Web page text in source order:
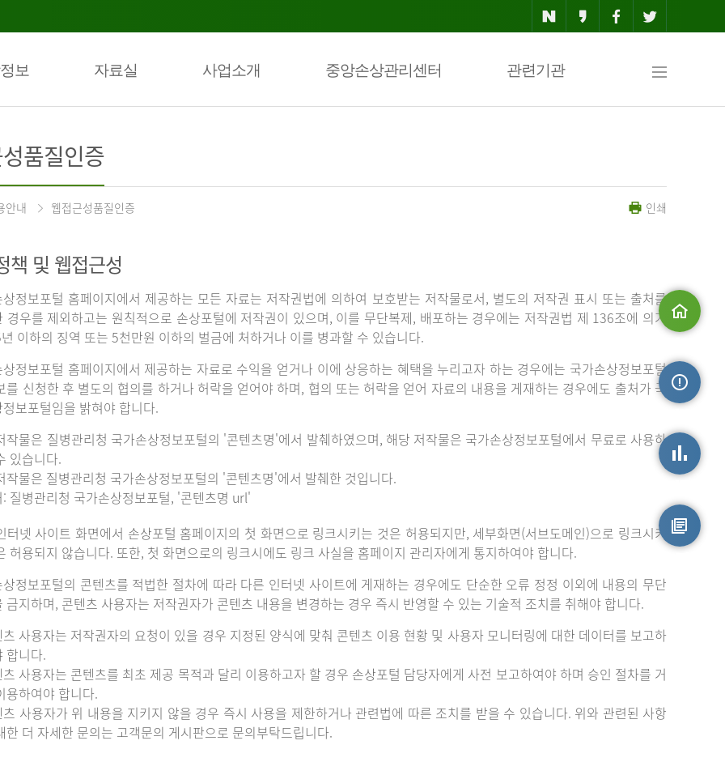
보 자료실 사업소개 중앙손상관리센터 관련기관
맵
품질인증
안내 웹접근성품질인증 인쇄
책 및 웹접근성
상정보포털 홈페이지에서 제공하는 모든 자료는 저작권법에 의하여 보호받는 저작물로서, 별도의 저작권 표시 또는 출처를
경우를 제외하고는 원칙적으로 손상포털에 저작권이 있으며, 이를 무단복제, 배포하는 경우에는 저작권법 제 136조에 의거
이하의 징역 또는 5천만원 이하의 벌금에 처하거나 이를 병과할 수 있습니다.
상정보포털 홈페이지에서 제공하는 자료로 수익을 얻거나 이에 상응하는 혜택을 누리고자 하는 경우에는 국가손상정보포털
를 신청한 후 별도의 협의를 하거나 허락을 얻어야 하며, 협의 또는 허락을 얻어 자료의 내용을 게재하는 경우에도 출처가 국
보포털임을 밝혀야 합니다.
작물은 질병관리청 국가손상정보포털의 '콘텐츠명'에서 발췌하였으며, 해당 저작물은 국가손상정보포털에서 무료로 사용하
있습니다.
작물은 질병관리청 국가손상정보포털의 '콘텐츠명'에서 발췌한 것입니다.
: 질병관리청 국가손상정보포털, '콘텐츠명 url'
터넷 사이트 화면에서 손상포털 홈페이지의 첫 화면으로 링크시키는 것은 허용되지만, 세부화면(서브도메인)으로 링크시키
허용되지 않습니다. 또한, 첫 화면으로의 링크시에도 링크 사실을 홈페이지 관리자에게 통지하여야 합니다.
상정보포털의 콘텐츠를 적법한 절차에 따라 다른 인터넷 사이트에 게재하는 경우에도 단순한 오류 정정 이외에 내용의 무단
금지하며, 콘텐츠 사용자는 저작권자가 콘텐츠 내용을 변경하는 경우 즉시 반영할 수 있는 기술적 조치를 취해야 합니다.
츠 사용자는 저작권자의 요청이 있을 경우 지정된 양식에 맞춰 콘텐츠 이용 현황 및 사용자 모니터링에 대한 데이터를 보고하
합니다.
츠 사용자는 콘텐츠를 최초 제공 목적과 달리 이용하고자 할 경우 손상포털 담당자에게 사전 보고하여야 하며 승인 절차를 거
용하여야 합니다.
츠 사용자가 위 내용을 지키지 않을 경우 즉시 사용을 제한하거나 관련법에 따른 조치를 받을 수 있습니다. 위와 관련된 사항
한 더 자세한 문의는 고객문의 게시판으로 문의부탁드립니다.